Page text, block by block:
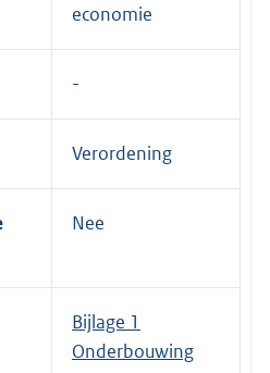
economie
Verordening
Nee
Bijlage 1
Onderbouwing